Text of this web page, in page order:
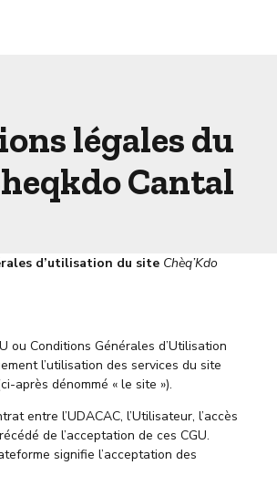
légales du
Cantal
d’utilisation du site Chèq’Kdo
ou Conditions Générales d’Utilisation
l’utilisation des services du site
après dénommé « le site »).
entre l’UDACAC, l’Utilisateur, l’accès
de l’acceptation de ces CGU.
signifie l’acceptation des